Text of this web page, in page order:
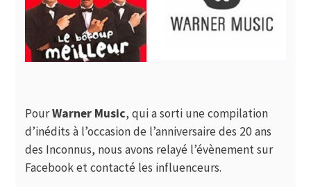
CONTACT
PourWarner Music, qui a sorti une compilation
d’inédits à l’occasion de l’anniversaire des 20 ans
des Inconnus, nous avons relayé l’évènement sur
Facebook et contacté les influenceurs.